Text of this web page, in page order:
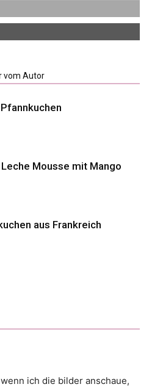
vom Autor
Mousse mit Mango
aus Frankreich
ich die bilder anschaue,